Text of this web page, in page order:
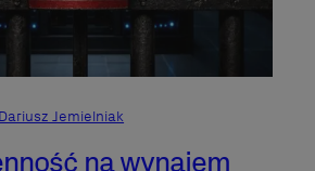
Jemielniak
na wynajem